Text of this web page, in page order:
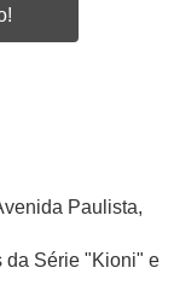
Paulista,
da Série "Kioni" e